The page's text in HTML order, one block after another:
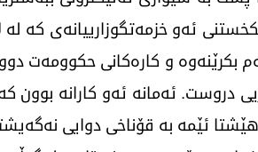
ئەو خزمەتگوزارییانەی كە
بكرێنەوە و كارەكانی حكوومەت
دروست. ئەمانە ئەو كارانە
ئێمە بە قۆناخی دوایی